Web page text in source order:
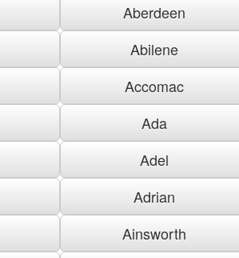
Aberdeen
Abilene
Accomac
Ada
Adel
Adrian
Ainsworth